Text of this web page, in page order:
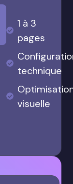
1 à 3
pages
technique
visuelle